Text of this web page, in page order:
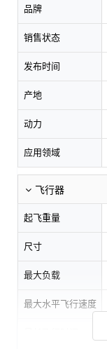
品牌
销售状态
发布时间
产地
动力
应用领域
飞行器
起飞重量
尺寸
最大负载
最大水平飞行速度